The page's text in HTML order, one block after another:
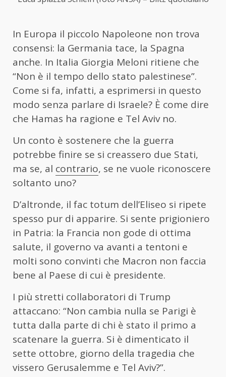
In Europa il piccolo Napoleone non trova
consensi: la Germania tace, la Spagna
anche. In Italia Giorgia Meloni ritiene che
“Non è il tempo dello stato palestinese”.
Come si fa, infatti, a esprimersi in questo
modo senza parlare di Israele? È come dire
che Hamas ha ragione e Tel Aviv no.
Un conto è sostenere che la guerra
potrebbe finire se si creassero due Stati,
ma se, al contrario, se ne vuole riconoscere
soltanto uno?
D’altronde, il fac totum dell’Eliseo si ripete
spesso pur di apparire. Si sente prigioniero
in Patria: la Francia non gode di ottima
salute, il governo va avanti a tentoni e
molti sono convinti che Macron non faccia
bene al Paese di cui è presidente.
I più stretti collaboratori di Trump
attaccano: “Non cambia nulla se Parigi è
tutta dalla parte di chi è stato il primo a
scatenare la guerra. Si è dimenticato il
sette ottobre, giorno della tragedia che
vissero Gerusalemme e Tel Aviv?”.